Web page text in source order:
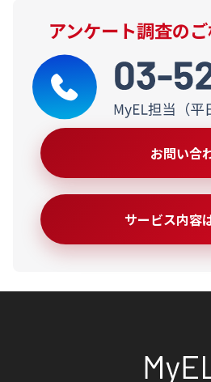
アンケート調査の
お問い合
サービス内容